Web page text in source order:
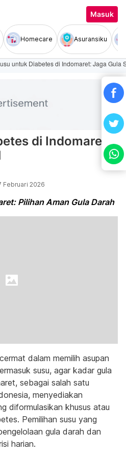
Masuk
Homecare Asuransiku
untuk Diabetes di Indomaret: Jaga Gula
di Indomaret:
Februari 2026
Pilihan Aman Gula Darah
dalam memilih asupan
susu, agar kadar gula
sebagai salah satu
menyediakan
diformulasikan khusus atau
Pemilihan susu yang
gula darah dan
harian.